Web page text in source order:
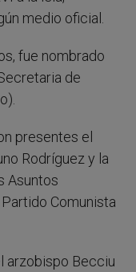
medio oficial.
fue nombrado
de
presentes el
Rodríguez y la
Asuntos
Comunista
arzobispo Becciu